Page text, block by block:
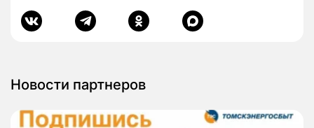
Новости партнеров